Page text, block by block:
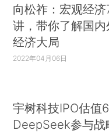
向松祚：宏观经济
讲，带你了解国内
经济大局
2022年04月06日
宇树科技IPO估值
DeepSeek参与战